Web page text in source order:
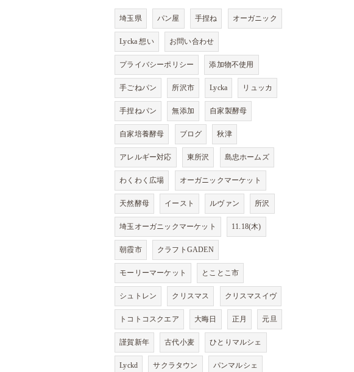
埼玉県 パン屋 手捏ね オーガニック
Lycka 想い お問い合わせ
プライバシーポリシー 添加物不使用
手ごねパン 所沢市 Lycka リュッカ
手捏ねパン 無添加 自家製酵母
自家培養酵母 ブログ 秋津
アレルギー対応 東所沢 島忠ホームズ
わくわく広場 オーガニックマーケット
天然酵母 イースト ルヴァン 所沢
埼玉オーガニックマーケット 11.18(木)
朝霞市 クラフトGADEN
モーリーマーケット とことこ市
シュトレン クリスマス クリスマスイヴ
トコトコスクエア 大晦日 正月 元旦
謹賀新年 古代小麦 ひとりマルシェ
Lyckd サクラタウン パンマルシェ